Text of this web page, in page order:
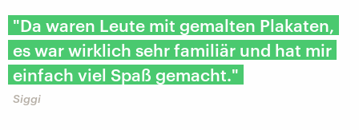
"Da waren Leute mit gemalten Plakaten,
es war wirklich sehr familiär und hat mir
einfach viel Spaß gemacht."
Siggi